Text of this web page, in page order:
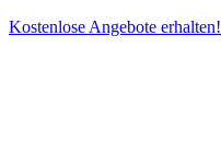
Kostenlose Angebote erhalten!